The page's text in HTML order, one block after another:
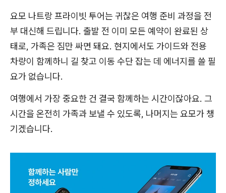
요모 나트랑 프라이빗 투어는 귀찮은 여행 준비 과정을 전
부 대신해 드립니다. 출발 전 이미 모든 예약이 완료된 상
태로, 가족은 짐만 싸면 돼요. 현지에서도 가이드와 전용
차량이 함께하니 길 찾고 이동 수단 잡는 데 에너지를 쓸 필
요가 없습니다.
여행에서 가장 중요한 건 결국 함께하는 시간이잖아요. 그
시간을 온전히 가족과 보낼 수 있도록, 나머지는 요모가 챙
기겠습니다.